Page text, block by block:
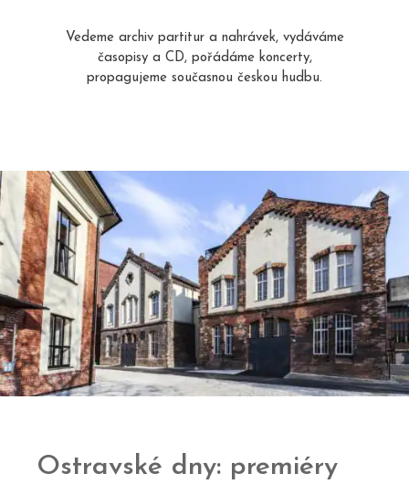
Vedeme archiv partitur a nahrávek, vydáváme
časopisy a CD, pořádáme koncerty,
propagujeme současnou českou hudbu.
Ostravské dny: premiéry